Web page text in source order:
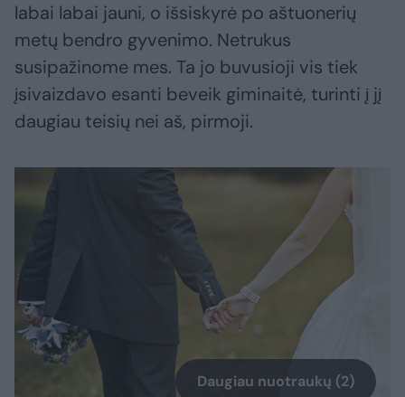
labai labai jauni, o išsiskyrė po aštuonerių
metų bendro gyvenimo. Netrukus
susipažinome mes. Ta jo buvusioji vis tiek
įsivaizdavo esanti beveik giminaitė, turinti į jį
daugiau teisių nei aš, pirmoji.
Daugiau nuotraukų (2)